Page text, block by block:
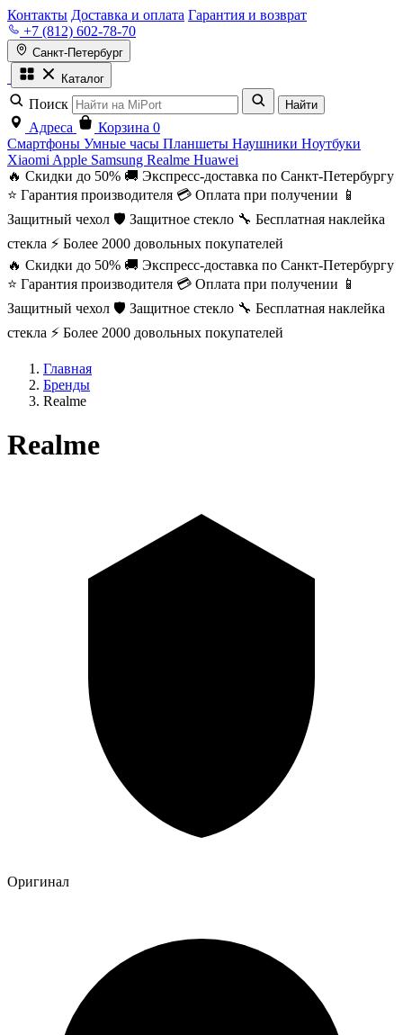
Контакты Доставка и оплата Гарантия и возврат
+7 (812) 602-78-70
Санкт-Петербург
Каталог
Поиск Найти
Адреса Корзина 0
Смартфоны Умные часы Планшеты Наушники Ноутбуки
Xiaomi Apple Samsung Realme Huawei
🔥 Скидки до 50% 🚚 Экспресс-доставка по Санкт-Петербургу
⭐ Гарантия производителя 💳 Оплата при получении 📱
Защитный чехол 🛡️ Защитное стекло 🔧 Бесплатная наклейка
стекла ⚡ Более 2000 довольных покупателей
🔥 Скидки до 50% 🚚 Экспресс-доставка по Санкт-Петербургу
⭐ Гарантия производителя 💳 Оплата при получении 📱
Защитный чехол 🛡️ Защитное стекло 🔧 Бесплатная наклейка
стекла ⚡ Более 2000 довольных покупателей
Главная
Бренды
Realme
Realme
Оригинал